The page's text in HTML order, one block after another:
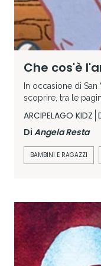
Che cos'è
In occasione di
scoprire, tra le
ARCIPELAGO KIDZ
Di Angela Resta
BAMBINI E RAGAZZI